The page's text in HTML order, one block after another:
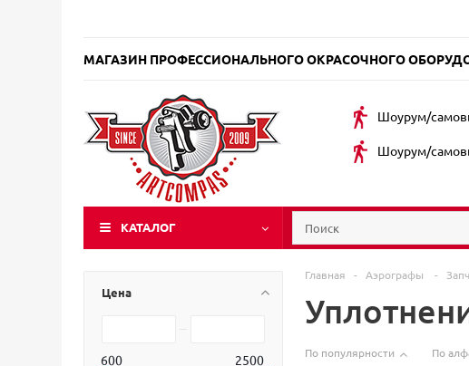
МАГАЗИН ПРОФЕССИОНАЛЬНОГО ОКРАСОЧНОГО
Шоурум/
Шоурум/
КАТАЛОГ
Цена
600 2500
Главная - Аэрографы -
По популярности По